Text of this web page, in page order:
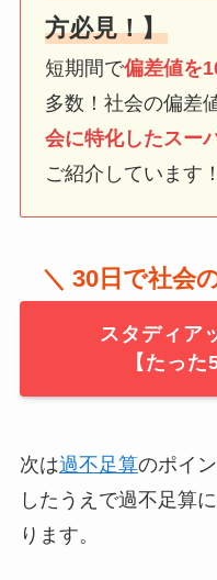
方必見！】
短期間で偏差値を
多数！社会の偏差
会に特化したスー
ご紹介しています！
＼ 30日で社会
スタディア
【たった
次は過不足算のポイ
したうえで過不足算
ります。